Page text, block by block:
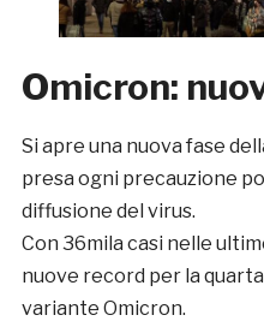
Omicron:
Si apre una nuova fase
presa ogni precauzione
diffusione del virus.
Con 36mila casi nelle
nuove record per la
variante Omicron.